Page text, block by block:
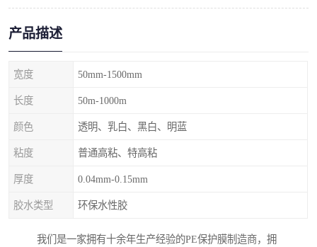
产品描述
宽度 50mm-1500mm
长度 50m-1000m
颜色 透明、乳白、黑白、明蓝
粘度 普通高粘、特高粘
厚度 0.04mm-0.15mm
胶水类型 环保水性胶
我们是一家拥有十余年生产经验的PE保护膜制造商，拥